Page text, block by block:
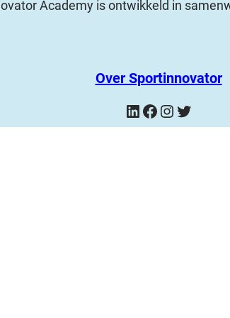
Academy is ontwikkeld in
Over Sportinnovator
LinkedIn
Facebook
Instagram
Twitter